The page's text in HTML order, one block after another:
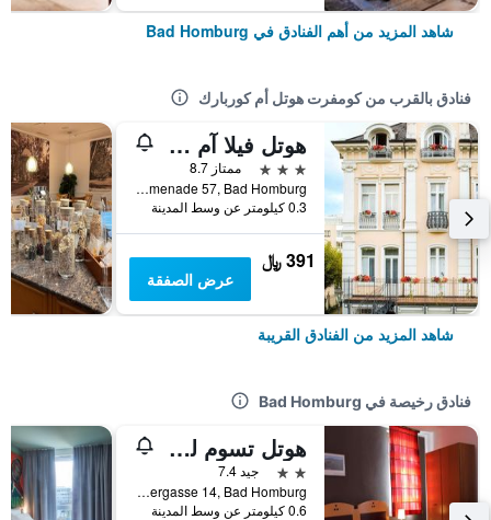
شاهد المزيد من أهم الفنادق في Bad Homburg
فنادق بالقرب من كومفرت هوتل أم كوربارك
هوتل فيلا آم كوربارك
3 نجوم
ممتاز 8.7
Kaiser-Friedrich-Promenade 57, Bad Homburg, هسه, ألمانيا
0.3 كيلومتر عن وسط المدينة
391 ﷼
عرض الصفقة
شاهد المزيد من الفنادق القريبة
فنادق رخيصة في Bad Homburg
هوتل تسوم لوفين
2 نجمتين
جيد 7.4
Obergasse 14, Bad Homburg, هسه, ألمانيا
0.6 كيلومتر عن وسط المدينة